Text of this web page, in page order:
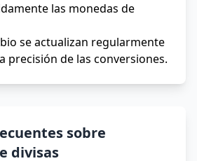
las monedas de
se actualizan regularmente
precisión de las conversiones.
sobre
divisas